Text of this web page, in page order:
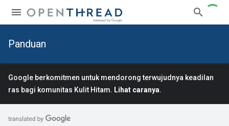
Panduan
Google berkomitmen untuk mendorong terwujudnya keadilan
ras bagi komunitas Kulit Hitam. Lihat caranya.